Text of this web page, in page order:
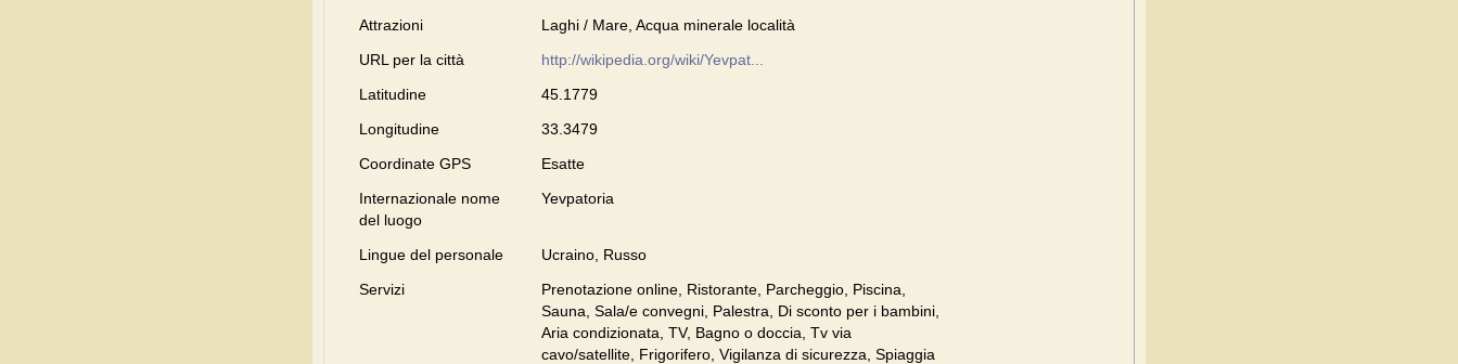
Attrazioni
Laghi / Mare, Acqua minerale località
URL per la città
http://wikipedia.org/wiki/Yevpat...
Latitudine
45.1779
Longitudine
33.3479
Coordinate GPS
Esatte
Internazionale nome
del luogo
Yevpatoria
Lingue del personale
Ucraino, Russo
Servizi
Prenotazione online, Ristorante, Parcheggio, Piscina,
Sauna, Sala/e convegni, Palestra, Di sconto per i bambini,
Aria condizionata, TV, Bagno o doccia, Tv via
cavo/satellite, Frigorifero, Vigilanza di sicurezza, Spiaggia